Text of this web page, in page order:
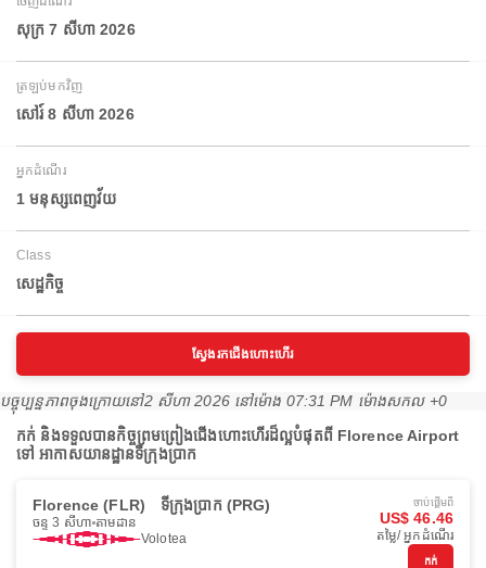
សុក្រ 7 សីហា 2026
ត្រឡប់មកវិញ
សៅរ៍ 8 សីហា 2026
អ្នកដំណើរ
1 មនុស្សពេញវ័យ
Class
សេដ្ឋកិច្ច
ស្វែងរកជើងហោះហើរ
បច្ចុប្បន្នភាពចុងក្រោយនៅ2 សីហា 2026 នៅ​ម៉ោង 07:31 PM ម៉ោង​សកល +0
កក់ និងទទួលបានកិច្ចព្រមព្រៀងជើងហោះហើរដ៏ល្អបំផុតពី Florence Airport
ទៅ អាកាសយានដ្ឋានទីក្រុងប្រាក
Florence (FLR) ទីក្រុងប្រាក (PRG)
ចន្ទ 3 សីហា តាមដាន
Volotea
ចាប់ផ្ដើមពី
US$ 46.46
តម្លៃ/ អ្នកដំណើរ
កក់